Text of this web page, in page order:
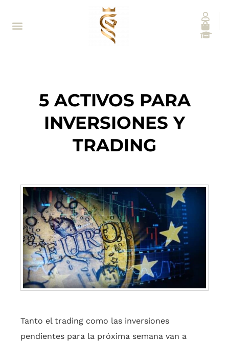
5 ACTIVOS PARA
INVERSIONES Y
TRADING
Tanto el trading como las inversiones
pendientes para la próxima semana van a